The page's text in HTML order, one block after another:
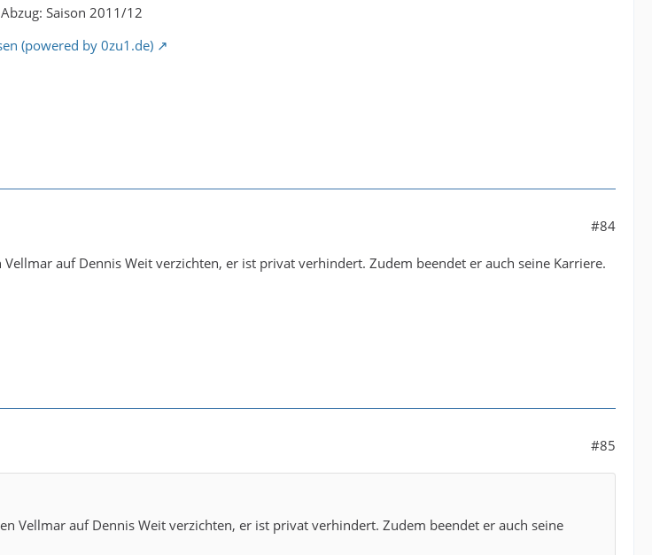
Saison 2011/12
(powered by 0zu1.de)
#84
auf Dennis Weit verzichten, er ist privat verhindert. Zudem beendet er auch seine Karriere.
#85
Vellmar auf Dennis Weit verzichten, er ist privat verhindert. Zudem beendet er auch seine